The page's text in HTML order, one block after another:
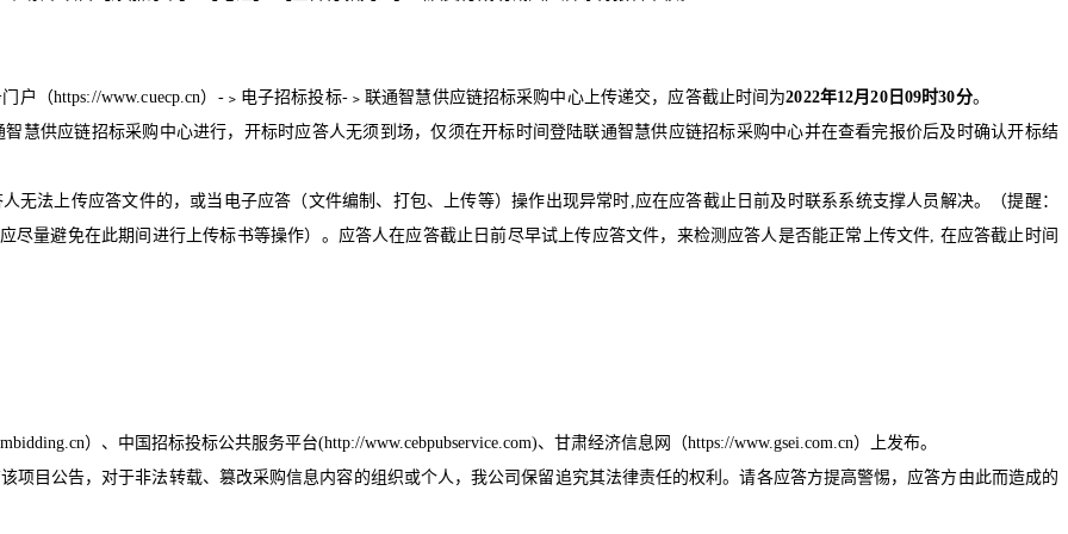
户（https://www.cuecp.cn） -﹥电子招标投标-﹥联通智慧供应链招标采购中心上传递交，应答截止时间为2022年12月20日 09时30分。
慧供应链招标采购中心进行，开标时应答人无须到场，仅须在开标时间登陆联通智慧供应链招标采购中心并在查看完报价后及时确认开标结
无法上传应答文件的，或当电子应答（文件编制、打包、上传等）操作出现异常时,应在应答截止日前及时联系系统支撑人员解决。（提醒：
尽量避免在此期间进行上传标书等操作）。应答人在应答截止日前尽早试上传应答文件，来检测应答人是否能正常上传文件, 在应答截止时间
）、中国招标投标公共服务平台(http://www.cebpubservice.com)、甘肃经济信息网（https://www.gsei.com.cn）上发布。
项目公告，对于非法转载、篡改采购信息内容的组织或个人，我公司保留追究其法律责任的权利。请各应答方提高警惕，应答方由此而造成的